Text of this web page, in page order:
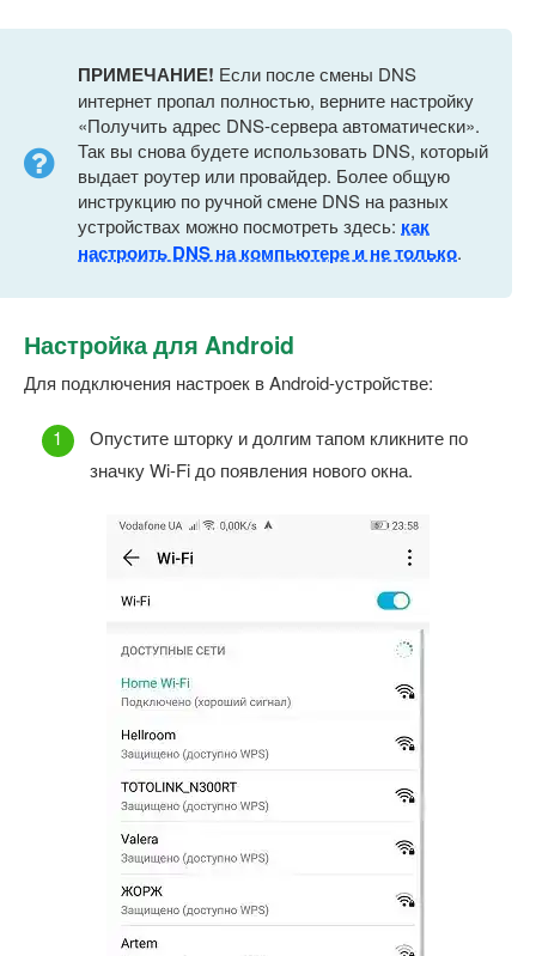
ПРИМЕЧАНИЕ! Если после смены DNS
интернет пропал полностью, верните настройку
«Получить адрес DNS-сервера автоматически».
Так вы снова будете использовать DNS, который
выдает роутер или провайдер. Более общую
инструкцию по ручной смене DNS на разных
устройствах можно посмотреть здесь: как
настроить DNS на компьютере и не только.
Настройка для Android
Для подключения настроек в Android-устройстве:
Опустите шторку и долгим тапом кликните по
значку Wi-Fi до появления нового окна.